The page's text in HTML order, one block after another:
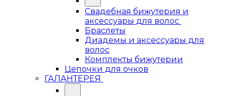
Свадебная бижутерия и
аксессуары для волос
Браслеты
Диадемы и аксессуары для
волос
Комплекты бижутерии
Цепочки для очков
ГАЛАНТЕРЕЯ